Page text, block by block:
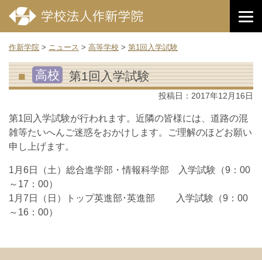
作新学院 > ニュース > 高等学校 > 第1回入学試験
高校 第1回入学試験
投稿日： 2017年12月16日
第1回入学試験が行われます。近隣の皆様には、道路の混
雑等たいへんご迷惑をおかけします。ご理解のほどお願い
申し上げます。
1月6日（土）総合進学部・情報科学部 入学試験（9：00
～17：00）
1月7日（日）トップ英進部･英進部 入学試験（9：00
～16：00）